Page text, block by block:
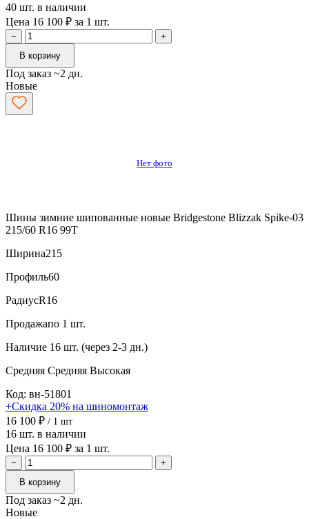
40 шт. в наличии
Цена 16 100 ₽ за 1 шт.
−
+
В корзину
Под заказ ~2 дн.
Новые
Нет фото
Шины зимние шипованные новые Bridgestone Blizzak Spike-03
215/60 R16 99T
Ширина215
Профиль60
РадиусR16
Продажапо 1 шт.
Наличие 16 шт. (через 2-3 дн.)
Средняя Средняя Высокая
Код: вн-51801
+Скидка 20% на шиномонтаж
16 100 ₽ / 1 шт
16 шт. в наличии
Цена 16 100 ₽ за 1 шт.
−
+
В корзину
Под заказ ~2 дн.
Новые